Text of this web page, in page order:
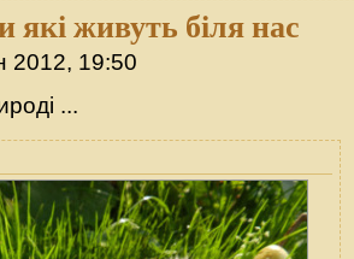
які живуть біля нас
2012, 19:50
...